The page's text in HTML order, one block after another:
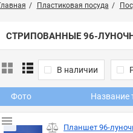
Пластиковая посуда
СТРИПОВАННЫЕ 96-
В наличии
Фото Название
Планшет 96-